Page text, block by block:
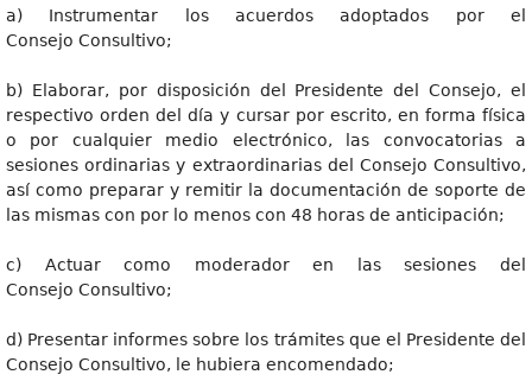
a) Instrumentar los acuerdos adoptados por el
Consejo Consultivo;
b) Elaborar, por disposición del Presidente del Consejo, el
respectivo orden del día y cursar por escrito, en forma física
o por cualquier medio electrónico, las convocatorias a
sesiones ordinarias y extraordinarias del Consejo Consultivo,
así como preparar y remitir la documentación de soporte de
las mismas con por lo menos con 48 horas de anticipación;
c) Actuar como moderador en las sesiones del
Consejo Consultivo;
d) Presentar informes sobre los trámites que el Presidente del
Consejo Consultivo, le hubiera encomendado;